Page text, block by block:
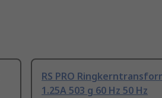
RS PRO
1.25A 503 g 60 Hz 50 Hz